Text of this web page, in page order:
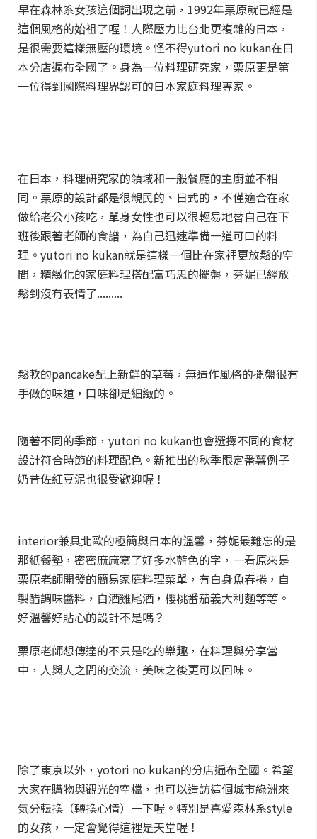
早在森林系女孩這個詞出現之前，1992年栗原就已經是
這個風格的始祖了喔！人際壓力比台北更複雜的日本，
是很需要這樣無壓的環境。怪不得yutori no kukan在日
本分店遍布全國了。身為一位料理研究家，栗原更是第
一位得到國際料理界認可的日本家庭料理專家。
在日本，料理研究家的領域和一般餐廳的主廚並不相
同。栗原的設計都是很親民的、日式的，不僅適合在家
做給老公小孩吃，單身女性也可以很輕易地替自己在下
班後跟著老師的食譜，為自己迅速準備一道可口的料
理。yutori no kukan就是這樣一個比在家裡更放鬆的空
間，精緻化的家庭料理搭配富巧思的擺盤，芬妮已經放
鬆到沒有表情了.........
鬆軟的pancake配上新鮮的草莓，無造作風格的擺盤很有
手做的味道，口味卻是細緻的。
隨著不同的季節，yutori no kukan也會選擇不同的食材
設計符合時節的料理配色。新推出的秋季限定番薯例子
奶昔佐紅豆泥也很受歡迎喔！
interior兼具北歐的極簡與日本的溫馨，芬妮最難忘的是
那紙餐墊，密密麻麻寫了好多水藍色的字，一看原來是
栗原老師開發的簡易家庭料理菜單，有白身魚春捲，自
製醋調味醬料，白酒雞尾酒，櫻桃番茄義大利麵等等。
好溫馨好貼心的設計不是嗎？
栗原老師想傳達的不只是吃的樂趣，在料理與分享當
中，人與人之間的交流，美味之後更可以回味。
除了東京以外，yotori no kukan的分店遍布全國。希望
大家在購物與觀光的空檔，也可以造訪這個城市綠洲來
気分転換（轉換心情）一下喔。特別是喜愛森林系style
的女孩，一定會覺得這裡是天堂喔！